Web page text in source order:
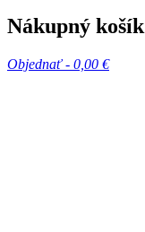
Nákupný košík
Objednať - 0,00 €